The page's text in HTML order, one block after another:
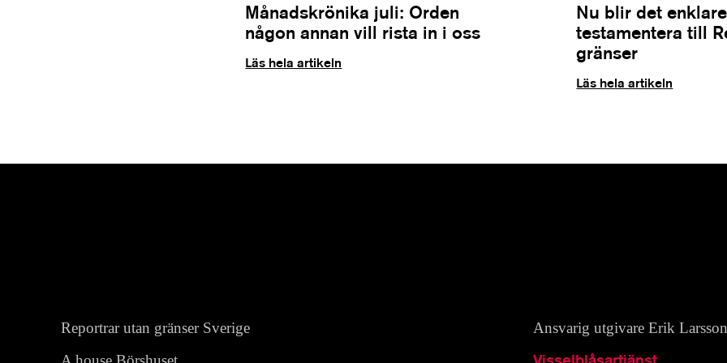
Månadskrönika juli: Orden
någon annan vill rista in i oss
Läs hela artikeln
Nu blir det
testamentera till
gränser
Läs hela artikeln
Reportrar utan gränser Sverige
Ansvarig utgivare Erik Larsson